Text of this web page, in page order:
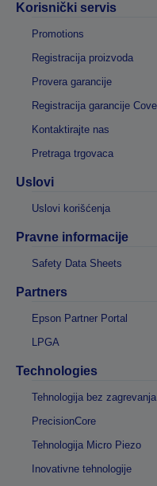
Korisnički servis
Promotions
Registracija proizvoda
Provera garancije
Registracija garancije
Kontaktirajte nas
Pretraga trgovaca
Uslovi
Uslovi korišćenja
Pravne informacije
Safety Data Sheets
Partners
Epson Partner Portal
LPGA
Technologies
Tehnologija bez zagrevanja
PrecisionCore
Tehnologija Micro Piezo
Inovativne tehnologije